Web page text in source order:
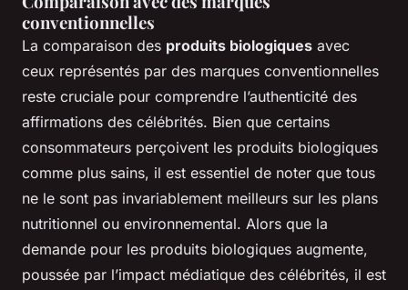
conventionnelles
La comparaison des produits biologiques avec
ceux représentés par des marques conventionnelles
reste cruciale pour comprendre l’authenticité des
affirmations des célébrités. Bien que certains
consommateurs perçoivent les produits biologiques
comme plus sains, il est essentiel de noter que tous
ne le sont pas invariablement meilleurs sur les plans
nutritionnel ou environnemental. Alors que la
demande pour les produits biologiques augmente,
poussée par l’impact médiatique des célébrités, il est